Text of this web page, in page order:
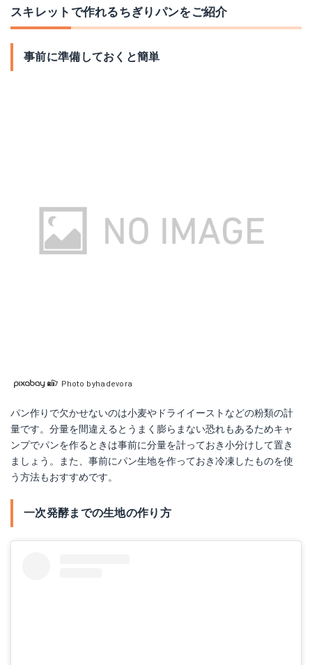
スキレットで作れるちぎりパンをご紹介
事前に準備しておくと簡単
Photo byhadevora
パン作りで欠かせないのは小麦やドライイーストなどの粉類の計
量です。分量を間違えるとうまく膨らまない恐れもあるためキャ
ンプでパンを作るときは事前に分量を計っておき小分けして置き
ましょう。また、事前にパン生地を作っておき冷凍したものを使
う方法もおすすめです。
一次発酵までの生地の作り方